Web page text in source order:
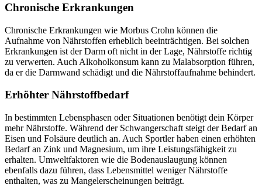
Chronische Erkrankungen
Chronische Erkrankungen wie Morbus Crohn können die
Aufnahme von Nährstoffen erheblich beeinträchtigen. Bei solchen
Erkrankungen ist der Darm oft nicht in der Lage, Nährstoffe richtig
zu verwerten. Auch Alkoholkonsum kann zu Malabsorption führen,
da er die Darmwand schädigt und die Nährstoffaufnahme behindert.
Erhöhter Nährstoffbedarf
In bestimmten Lebensphasen oder Situationen benötigt dein Körper
mehr Nährstoffe. Während der Schwangerschaft steigt der Bedarf an
Eisen und Folsäure deutlich an. Auch Sportler haben einen erhöhten
Bedarf an Zink und Magnesium, um ihre Leistungsfähigkeit zu
erhalten. Umweltfaktoren wie die Bodenauslaugung können
ebenfalls dazu führen, dass Lebensmittel weniger Nährstoffe
enthalten, was zu Mangelerscheinungen beiträgt.